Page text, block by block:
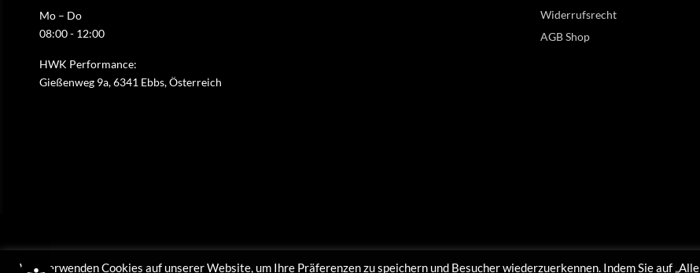
Mo – Do
08:00 - 12:00
HWK Performance:
Gießenweg 9a, 6341 Ebbs, Österreich
Widerrufsrecht
AGB Shop
Wir verwenden Cookies auf unserer Website, um Ihre Präferenzen zu speichern und Besucher wiederzuerkennen. Indem Sie auf „Alle